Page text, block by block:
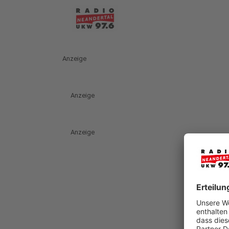
Anzeige
Anzeige
Anzeige